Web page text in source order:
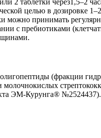
2 таблетки через1,5–2
целью в дозировке
можно принимать
с пребиотиками
(фракции
ЭМ-Курунга®